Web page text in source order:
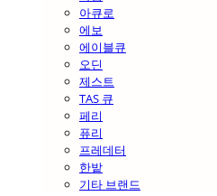
아큐로
에보
에이블큐
오딘
제스트
TAS 큐
페리
퓨리
프레데터
한밭
기타 브랜드